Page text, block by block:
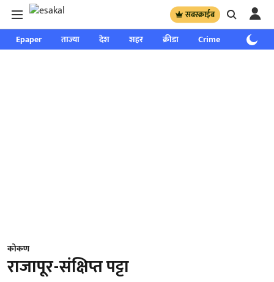
सबस्क्राईब
Epaper ताज्या देश शहर क्रीडा Crime साप्ताहिक
कोकण
राजापूर-संक्षिप्त पट्टा